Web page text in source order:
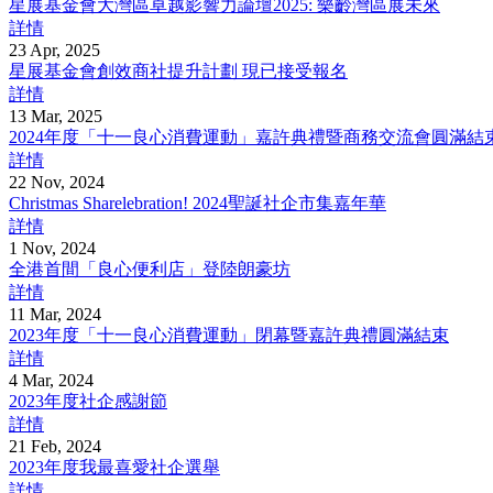
星展基金會大灣區卓越影響力論壇2025: 樂齡灣區展未來
詳情
23 Apr, 2025
星展基金會創效商社提升計劃 現已接受報名
詳情
13 Mar, 2025
2024年度「十一良心消費運動」嘉許典禮暨商務交流會圓滿結
詳情
22 Nov, 2024
Christmas Sharelebration! 2024聖誕社企市集嘉年華
詳情
1 Nov, 2024
全港首間「良心便利店」登陸朗豪坊
詳情
11 Mar, 2024
2023年度「十一良心消費運動」閉幕暨嘉許典禮圓滿結束
詳情
4 Mar, 2024
2023年度社企感謝節
詳情
21 Feb, 2024
2023年度我最喜愛社企選舉